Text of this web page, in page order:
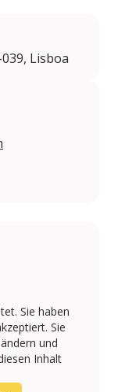
Lisboa
Sie haben
Sie
und
Inhalt